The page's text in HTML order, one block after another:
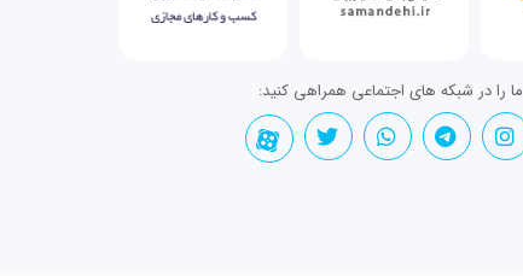
ما را در شبکه های اجتماعی همراهی کنید: